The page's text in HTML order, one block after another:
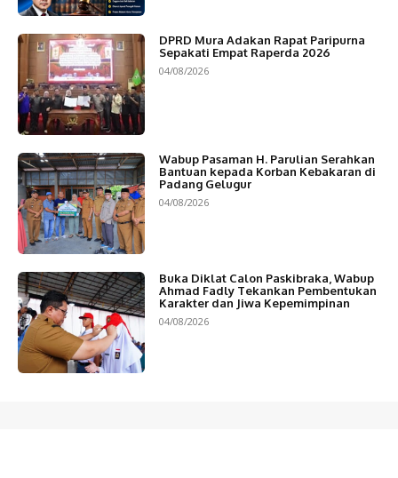
DPRD Mura Adakan Rapat Paripurna
Sepakati Empat Raperda 2026
04/08/2026
Wabup Pasaman H. Parulian Serahkan
Bantuan kepada Korban Kebakaran di
Padang Gelugur
04/08/2026
Buka Diklat Calon Paskibraka, Wabup
Ahmad Fadly Tekankan Pembentukan
Karakter dan Jiwa Kepemimpinan
04/08/2026